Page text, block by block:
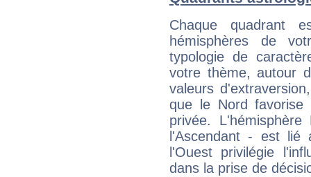
Chaque quadrant
hémisphères de
typologie de
votre thème, autour
valeurs
que le Nord favorise
privée.
l'Ascendant - est
l'Ouest privilégie
dans la prise de